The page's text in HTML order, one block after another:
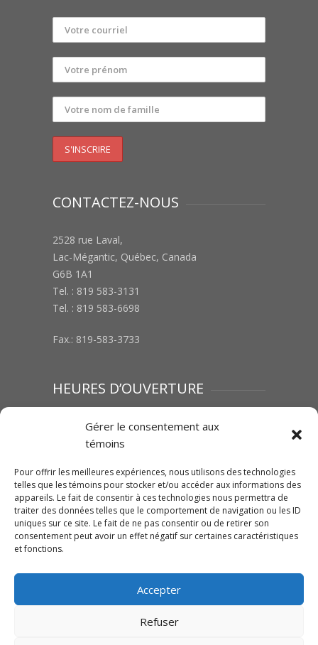
Gérer le consentement aux
témoins
Pour offrir les meilleures expériences, nous utilisons des technologies
telles que les témoins pour stocker et/ou accéder aux informations des
appareils. Le fait de consentir à ces technologies nous permettra de
traiter des données telles que le comportement de navigation ou les ID
uniques sur ce site. Le fait de ne pas consentir ou de retirer son
consentement peut avoir un effet négatif sur certaines caractéristiques
et fonctions.
Accepter
Refuser
CONTACTEZ-NOUS
2528 rue Laval,
Lac-Mégantic, Québec, Canada
G6B 1A1
Tel. : 819 583-3131
Tel. : 819 583-6698
Fax.: 819-583-3733
HEURES D’OUVERTURE
Dimanche : Fermé
SUIVEZ-NOUS SUR FACEBOOK
Traction Mégantic-Mahindra
Cliquez pour accepter les témoins
marketing et activer ce contenu